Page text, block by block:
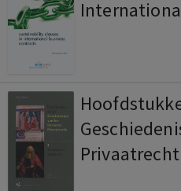
Privaatrecht